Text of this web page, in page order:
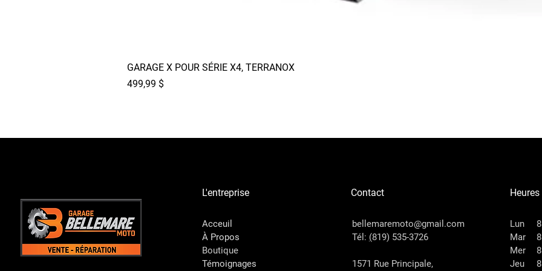
GARAGE X POUR SÉRIE X4, TERRANOX
Prix
499,99 $
L'entreprise
Acceuil
À Propos
Boutique
Témoignages
Contact
bellemaremoto@gmail.com
Tél: (819) 535-3726
1571 Rue Principale,
Heures
Lun
Mar
Mer
Jeu